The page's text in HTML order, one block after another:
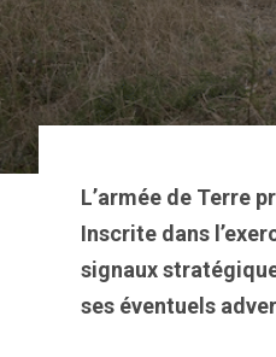
L’armée de Terre
Inscrite dans
signaux
ses éventuels